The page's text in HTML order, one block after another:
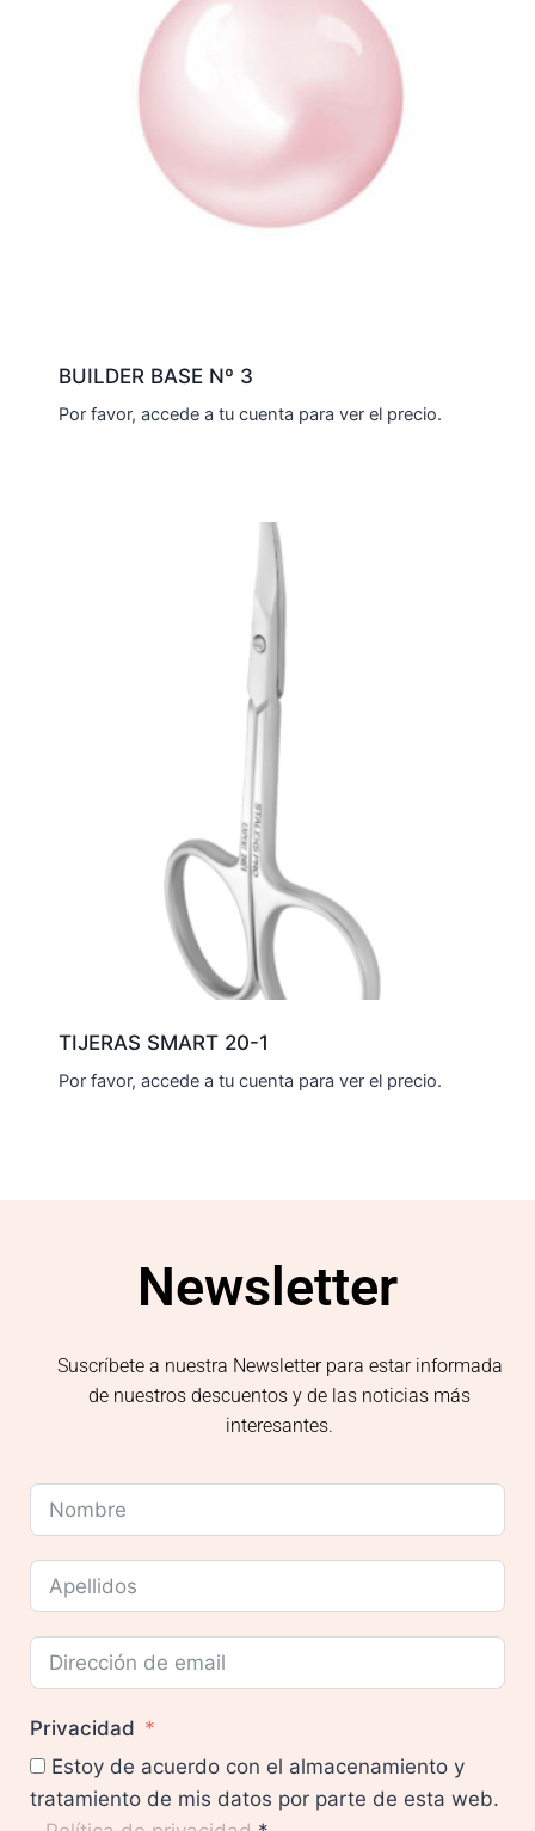
BUILDER BASE Nº 3
Por favor, accede a tu cuenta para ver el precio.
TIJERAS SMART 20-1
Por favor, accede a tu cuenta para ver el precio.
Newsletter
Suscríbete a nuestra Newsletter para estar informada
de nuestros descuentos y de las noticias más
interesantes.
Privacidad
Estoy de acuerdo con el almacenamiento y
tratamiento de mis datos por parte de esta web.